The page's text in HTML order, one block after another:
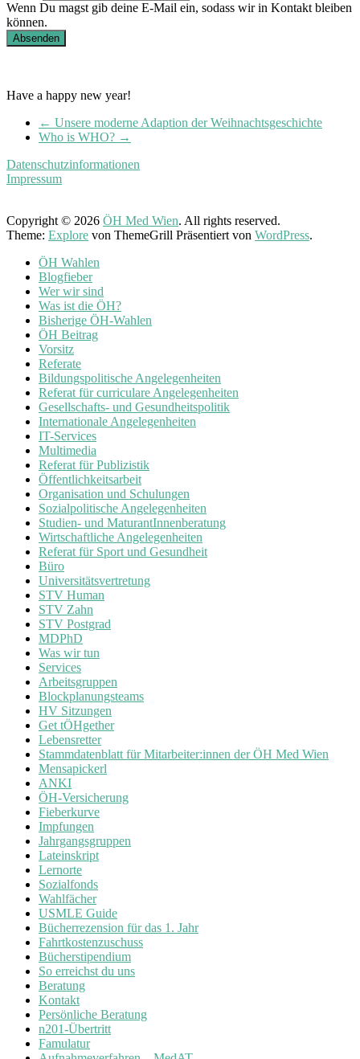
Wenn Du magst gib deine E-Mail ein, sodass wir in Kontakt bleiben
können.
Absenden
Have a happy new year!
← Unsere moderne Adaption der Weihnachtsgeschichte
Who is WHO? →
Datenschutzinformationen
Impressum
Copyright © 2026 ÖH Med Wien. All rights reserved.
Theme: Explore von ThemeGrill Präsentiert von WordPress.
ÖH Wahlen
Blogfieber
Wer wir sind
Was ist die ÖH?
Bisherige ÖH-Wahlen
ÖH Beitrag
Vorsitz
Referate
Bildungspolitische Angelegenheiten
Referat für curriculare Angelegenheiten
Gesellschafts- und Gesundheitspolitik
Internationale Angelegenheiten
IT-Services
Multimedia
Referat für Publizistik
Öffentlichkeitsarbeit
Organisation und Schulungen
Sozialpolitische Angelegenheiten
Studien- und MaturantInnenberatung
Wirtschaftliche Angelegenheiten
Referat für Sport und Gesundheit
Büro
Universitätsvertretung
STV Human
STV Zahn
STV Postgrad
MDPhD
Was wir tun
Services
Arbeitsgruppen
Blockplanungsteams
HV Sitzungen
Get tÖHgether
Lebensretter
Stammdatenblatt für Mitarbeiter:innen der ÖH Med Wien
Mensapickerl
ANKI
ÖH-Versicherung
Fieberkurve
Impfungen
Jahrgangsgruppen
Lateinskript
Lernorte
Sozialfonds
Wahlfächer
USMLE Guide
Bücherrezension für das 1. Jahr
Fahrtkostenzuschuss
Bücherstipendium
So erreichst du uns
Beratung
Kontakt
Persönliche Beratung
n201-Übertritt
Famulatur